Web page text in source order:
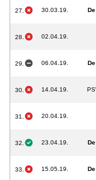
27. 30.03.19.
28. 02.04.19.
29. 06.04.19.
30. 14.04.19.
31. 20.04.19.
32. 23.04.19.
33. 15.05.19.